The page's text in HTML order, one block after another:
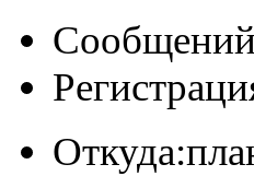
Откуда: